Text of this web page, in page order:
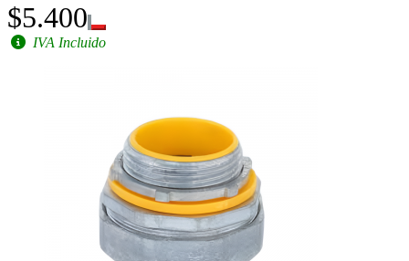
$5.400
IVA Incluido